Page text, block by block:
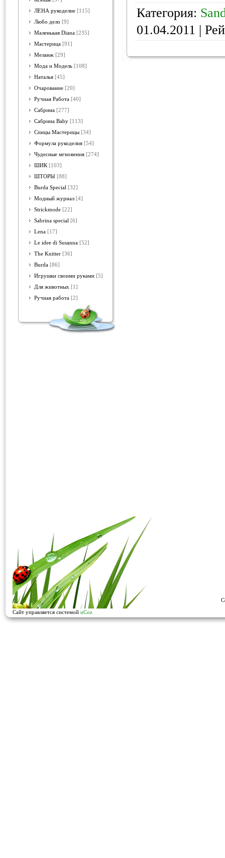
ЛЕНА рукоделие [115]
Любо дело [9]
Маленькая Diana [235]
Мастерица [91]
Меланж [29]
Мода и Модель [108]
Наталья [45]
Очарование [20]
Ручная Работа [40]
Сабрина [277]
Сабрина Baby [113]
Спицы Мастерицы [34]
Формула рукоделия [54]
Чудесные мгновения [274]
ШИК [103]
ШТОРЫ [88]
Burda Special [32]
Модный журнал [4]
Strickmode [22]
Sabrina special [6]
Lena [17]
Le idee di Susanna [52]
The Knitter [36]
Burda [86]
Игрушки своими руками [5]
Для животных [1]
Ручная работа [2]
Категория:
01.04.2011 |
Сайт управляется системой uCoz